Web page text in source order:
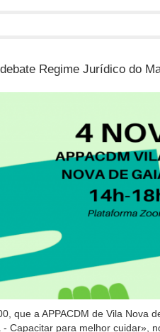
Regime Jurídico do
que a APPACDM de Vila Nova
Capacitar para melhor cuidar»,